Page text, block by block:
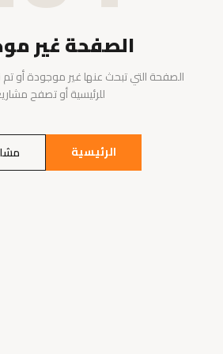
الصفحة غير
الصفحة التي تبحث عنها غير موجودة أو
للرئيسية أو تصفح
الرئيسية